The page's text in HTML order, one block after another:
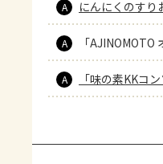
A にんにくのすり
A 「AJINOMOTO
A 「味の素KKコ